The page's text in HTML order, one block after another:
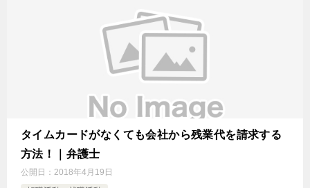
タイムカードがなくても会社から残業代を請求する
方法！｜弁護士
公開日： 2018年4月19日